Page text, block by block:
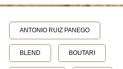
ANTONIO RUIZ PANEGO
BLEND BOUTARI